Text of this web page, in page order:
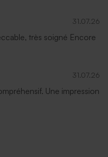
31.07.26
très soigné Encore
31.07.26
Une impression